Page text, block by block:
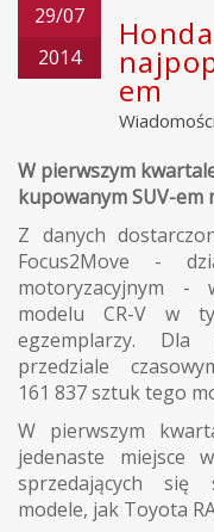
29/07
2014
em
Wiadomości
W pierwszym
kupowanym SUV-em
Z danych
Focus2Move -
motoryzacyjnym -
modelu CR-Vw
egzemplarzy. Dla
przedziale
161 837 sztuk tego
W pierwszym
jedenaste miejsce
sprzedających się
modele, jak Toyota